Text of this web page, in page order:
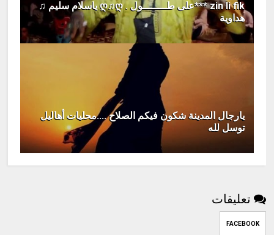
zin li fik ***على طــــــــول . ღ♫ღ ياسلام سليم ♫
هداوية
يارجال المدينة شكون فيكم الصلاح ....محليات أهاليل
توسل لله
تعليقات
FACEBOOK